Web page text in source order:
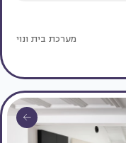
מערכת בית ונוי